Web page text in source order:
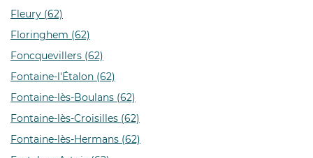
Fleury (62)
Floringhem (62)
Foncquevillers (62)
Fontaine-l'Étalon (62)
Fontaine-lès-Boulans (62)
Fontaine-lès-Croisilles (62)
Fontaine-lès-Hermans (62)